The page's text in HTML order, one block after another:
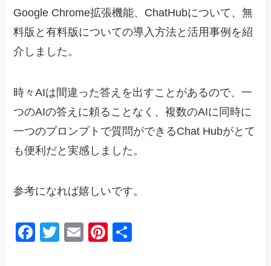
Google Chrome拡張機能、ChatHubについて、無
料版と有料版についての導入方法と活用事例を紹
介しました。
時々AIは間違った答えを出すことがあるので、一
つのAIの答えに頼ることなく、複数のAIに同時に
一つのプロンプトで質問ができるChat Hubがとて
も便利だと実感しました。
参考になれば嬉しいです。
F
T
E
Pi